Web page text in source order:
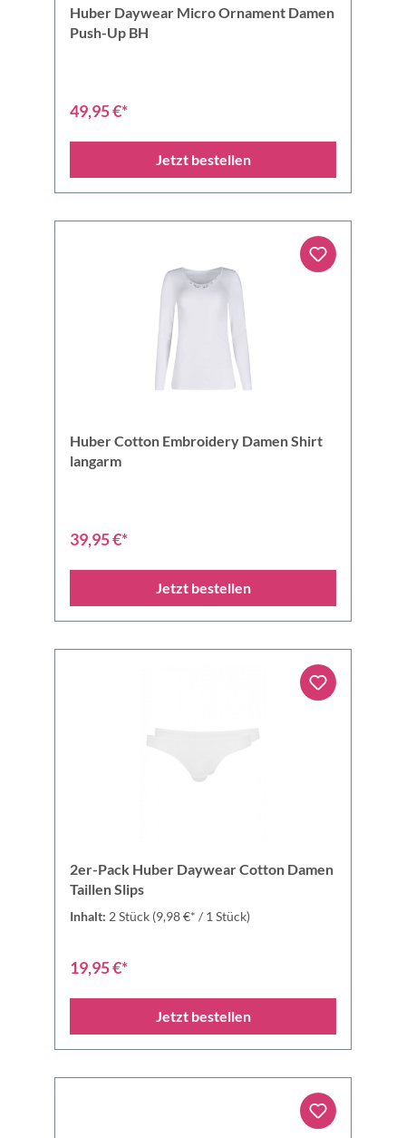
Huber Daywear Micro Ornament Damen
Push-Up BH
49,95 €*
Jetzt bestellen
Huber Cotton Embroidery Damen Shirt
langarm
39,95 €*
Jetzt bestellen
2er-Pack Huber Daywear Cotton Damen
Taillen Slips
Inhalt: 2 Stück (9,98 €* / 1 Stück)
19,95 €*
Jetzt bestellen